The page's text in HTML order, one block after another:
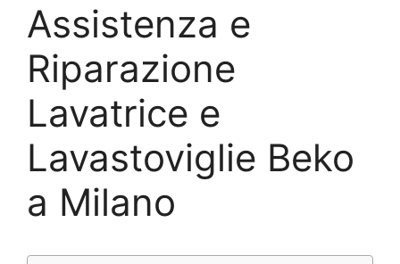
Assistenza e
Riparazione
Lavatrice e
Lavastoviglie Beko
a Milano